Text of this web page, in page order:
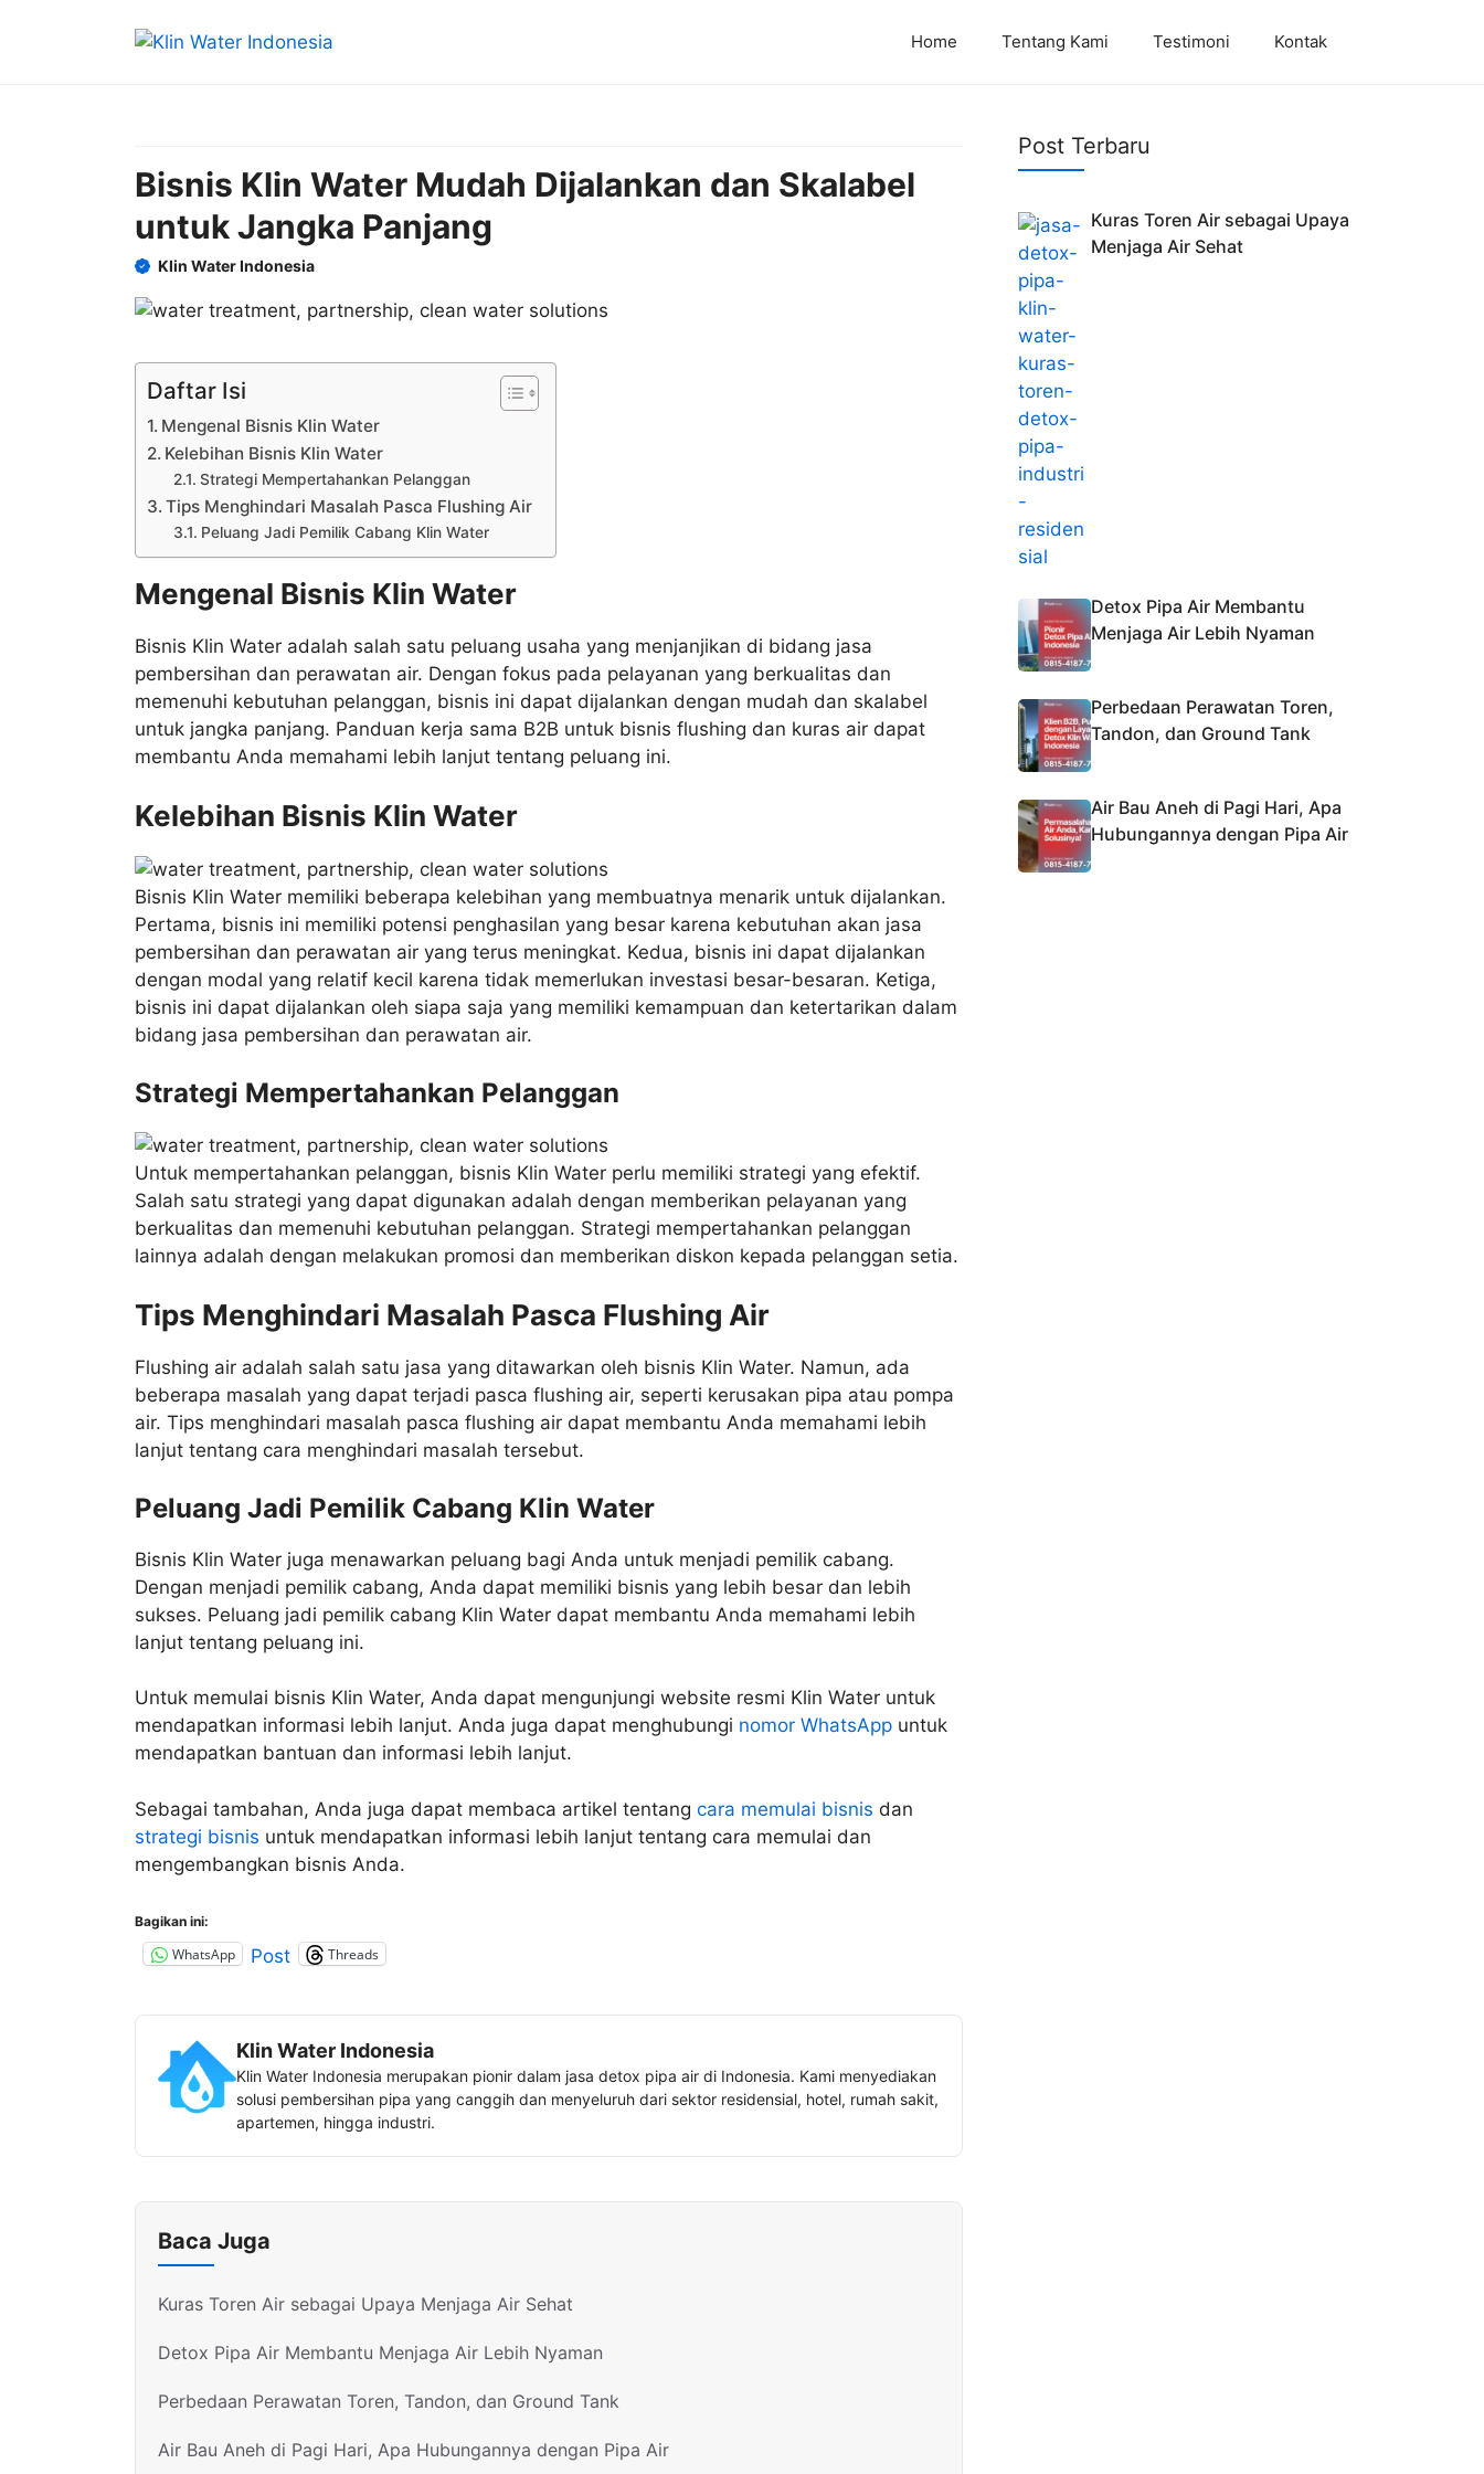
Home Tentang Kami Testimoni Kontak
Bisnis Klin Water Mudah Dijalankan dan Skalabel
untuk Jangka Panjang
Klin Water Indonesia
Daftar Isi
Mengenal Bisnis Klin Water
Kelebihan Bisnis Klin Water
Strategi Mempertahankan Pelanggan
Tips Menghindari Masalah Pasca Flushing Air
Peluang Jadi Pemilik Cabang Klin Water
Mengenal Bisnis Klin Water
Bisnis Klin Water adalah salah satu peluang usaha yang menjanjikan di bidang jasa
pembersihan dan perawatan air. Dengan fokus pada pelayanan yang berkualitas dan
memenuhi kebutuhan pelanggan, bisnis ini dapat dijalankan dengan mudah dan skalabel
untuk jangka panjang. Panduan kerja sama B2B untuk bisnis flushing dan kuras air dapat
membantu Anda memahami lebih lanjut tentang peluang ini.
Kelebihan Bisnis Klin Water
Bisnis Klin Water memiliki beberapa kelebihan yang membuatnya menarik untuk dijalankan.
Pertama, bisnis ini memiliki potensi penghasilan yang besar karena kebutuhan akan jasa
pembersihan dan perawatan air yang terus meningkat. Kedua, bisnis ini dapat dijalankan
dengan modal yang relatif kecil karena tidak memerlukan investasi besar-besaran. Ketiga,
bisnis ini dapat dijalankan oleh siapa saja yang memiliki kemampuan dan ketertarikan dalam
bidang jasa pembersihan dan perawatan air.
Strategi Mempertahankan Pelanggan
Untuk mempertahankan pelanggan, bisnis Klin Water perlu memiliki strategi yang efektif.
Salah satu strategi yang dapat digunakan adalah dengan memberikan pelayanan yang
berkualitas dan memenuhi kebutuhan pelanggan. Strategi mempertahankan pelanggan
lainnya adalah dengan melakukan promosi dan memberikan diskon kepada pelanggan setia.
Tips Menghindari Masalah Pasca Flushing Air
Flushing air adalah salah satu jasa yang ditawarkan oleh bisnis Klin Water. Namun, ada
beberapa masalah yang dapat terjadi pasca flushing air, seperti kerusakan pipa atau pompa
air. Tips menghindari masalah pasca flushing air dapat membantu Anda memahami lebih
lanjut tentang cara menghindari masalah tersebut.
Peluang Jadi Pemilik Cabang Klin Water
Bisnis Klin Water juga menawarkan peluang bagi Anda untuk menjadi pemilik cabang.
Dengan menjadi pemilik cabang, Anda dapat memiliki bisnis yang lebih besar dan lebih
sukses. Peluang jadi pemilik cabang Klin Water dapat membantu Anda memahami lebih
lanjut tentang peluang ini.
Untuk memulai bisnis Klin Water, Anda dapat mengunjungi website resmi Klin Water untuk
mendapatkan informasi lebih lanjut. Anda juga dapat menghubungi nomor WhatsApp untuk
mendapatkan bantuan dan informasi lebih lanjut.
Sebagai tambahan, Anda juga dapat membaca artikel tentang cara memulai bisnis dan
strategi bisnis untuk mendapatkan informasi lebih lanjut tentang cara memulai dan
mengembangkan bisnis Anda.
Bagikan ini:
WhatsApp Post Threads
Klin Water Indonesia
Klin Water Indonesia merupakan pionir dalam jasa detox pipa air di Indonesia. Kami menyediakan
solusi pembersihan pipa yang canggih dan menyeluruh dari sektor residensial, hotel, rumah sakit,
apartemen, hingga industri.
Baca Juga
Kuras Toren Air sebagai Upaya Menjaga Air Sehat
Detox Pipa Air Membantu Menjaga Air Lebih Nyaman
Perbedaan Perawatan Toren, Tandon, dan Ground Tank
Air Bau Aneh di Pagi Hari, Apa Hubungannya dengan Pipa Air
Post Terbaru
Kuras Toren Air sebagai Upaya
Menjaga Air Sehat
Detox Pipa Air Membantu
Menjaga Air Lebih Nyaman
Perbedaan Perawatan Toren,
Tandon, dan Ground Tank
Air Bau Aneh di Pagi Hari, Apa
Hubungannya dengan Pipa Air